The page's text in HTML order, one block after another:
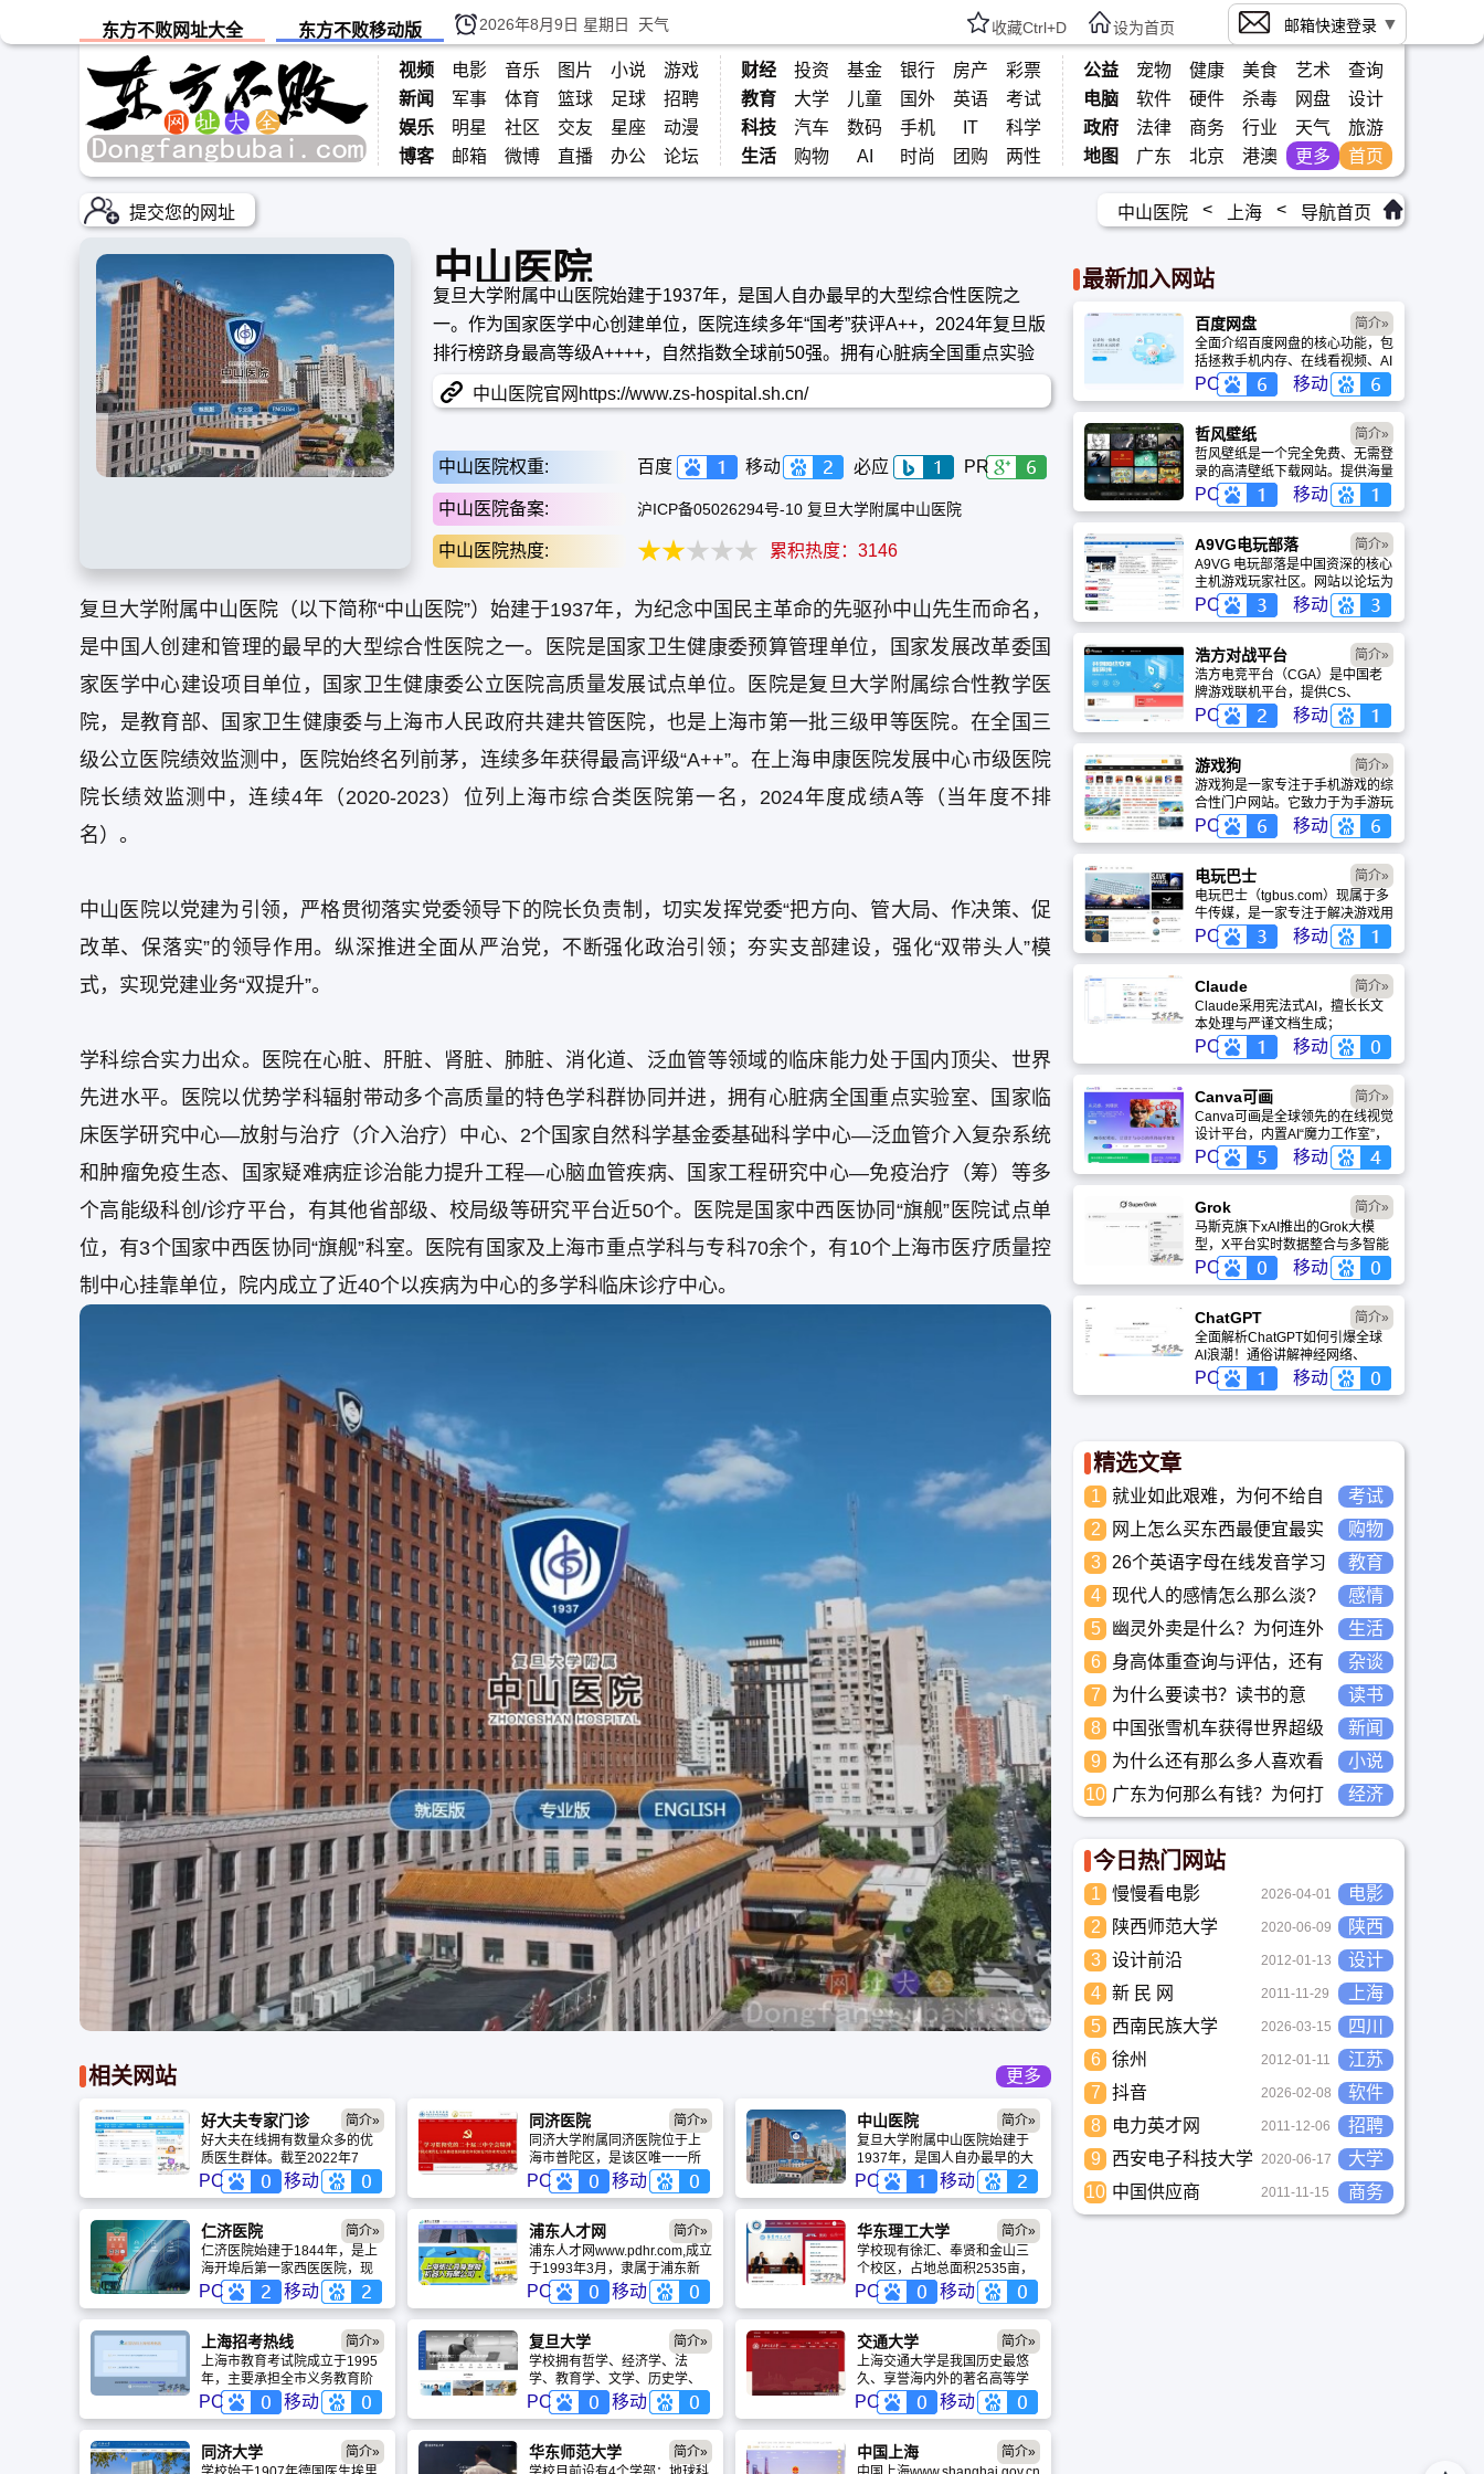
东方不败网址大全 东方不败移动版 2026年8月9日 星期日 天气 收藏Ctrl+D 设为首页 邮箱快速登录
视频 电影 音乐 图片 小说
游戏
新闻
军事 体育 篮球 足球
招聘
娱乐
明星 社区 交友 星座
动漫
博客
邮箱 微博 直播 办公 论坛
财经 投资 基金 银行 房产
彩票
教育
大学 儿童 国外 英语
考试
科技
汽车 数码 手机 IT
科学
生活
购物 AI 时尚 团购 两性
公益 宠物 健康 美食 艺术
查询
电脑
软件 硬件 杀毒 网盘
设计
政府
法律 商务 行业 天气
旅游
地图
广东 北京 港澳 更多 首页
提交您的网址 中山医院 < 上海 < 导航首页
中山医院
复旦大学附属中山医院始建于1937年，是国人自办最早的大型综合性医院之
一。作为国家医学中心创建单位，医院连续多年“国考”获评A++，2024年复旦版
排行榜跻身最高等级A++++，自然指数全球前50强。拥有心脏病全国重点实验
室等顶尖平台，心脏、肝脏、泛血管等学科领先世界，是疑难重症诊治的国家队
与标杆。
中山医院官网https://www.zs-hospital.sh.cn/
中山医院权重: 百度 移动 必应 PR
中山医院备案: 沪ICP备05026294号-10 复旦大学附属中山医院
中山医院热度: 累积热度： 3146
复旦大学附属中山医院（以下简称“中山医院”）始建于1937年，为纪念中国民主革命的先驱孙中山先生而命名，
是中国人创建和管理的最早的大型综合性医院之一。医院是国家卫生健康委预算管理单位，国家发展改革委国
家医学中心建设项目单位，国家卫生健康委公立医院高质量发展试点单位。医院是复旦大学附属综合性教学医
院，是教育部、国家卫生健康委与上海市人民政府共建共管医院，也是上海市第一批三级甲等医院。在全国三
级公立医院绩效监测中，医院始终名列前茅，连续多年获得最高评级“A++”。在上海申康医院发展中心市级医院
院长绩效监测中，连续4年（2020-2023）位列上海市综合类医院第一名，2024年度成绩A等（当年度不排
名）。
中山医院以党建为引领，严格贯彻落实党委领导下的院长负责制，切实发挥党委“把方向、管大局、作决策、促
改革、保落实”的领导作用。纵深推进全面从严治党，不断强化政治引领；夯实支部建设，强化“双带头人”模
式，实现党建业务“双提升”。
学科综合实力出众。医院在心脏、肝脏、肾脏、肺脏、消化道、泛血管等领域的临床能力处于国内顶尖、世界
先进水平。医院以优势学科辐射带动多个高质量的特色学科群协同并进，拥有心脏病全国重点实验室、国家临
床医学研究中心—放射与治疗（介入治疗）中心、2个国家自然科学基金委基础科学中心—泛血管介入复杂系统
和肿瘤免疫生态、国家疑难病症诊治能力提升工程—心脑血管疾病、国家工程研究中心—免疫治疗（筹）等多
个高能级科创/诊疗平台，有其他省部级、校局级等研究平台近50个。医院是国家中西医协同“旗舰”医院试点单
位，有3个国家中西医协同“旗舰”科室。医院有国家及上海市重点学科与专科70余个，有10个上海市医疗质量控
制中心挂靠单位，院内成立了近40个以疾病为中心的多学科临床诊疗中心。
相关网站 更多
好大夫专家门诊
好大夫在线拥有数量众多的优
质医生群体。截至2022年7
月，好大夫在线收录了国内
10000余家正规医院的89万名
医生信息。其中，25万名医生
在平台上实名注册，直接向患
者提供线上医疗服务。在这些
活跃医生中，三甲医院的医生
比例占到73%，具有很高的医
疗服务权威性。
PC 移动
简介» 同济医院
同济大学附属同济医院位于上
海市普陀区，是该区唯一一所
集医疗、教学、科研、预防为
一体的三级甲等综合性医院，
是国家临床药理试验机构、上
海市医疗保险定点医疗单位、
上海市卫生系统文明单位和上
海市文明单位。医院设施完
备、设备先进、病人为中心，
坚持提高医疗质量与培育医疗
特色相结合，注重人才培养和
科学研究，正向着建设综合
性、研究型、国际知名高水平
大学附属医院的目标迈进。
PC 移动
简介» 中山医院
复旦大学附属中山医院始建于
1937年，是国人自办最早的大
型综合性医院之一。作为国家
医学中心创建单位，医院连续
多年“国考”获评A++，2024年复
旦版排行榜跻身最高等级
A++++，自然指数全球前50
强。拥有心脏病全国重点实验
室等顶尖平台，心脏、肝脏、
泛血管等学科领先世界，是疑
难重症诊治的国家队与标杆。
PC 移动
简介»
仁济医院
仁济医院始建于1844年，是上
海开埠后第一家西医医院，现
为集医疗、教学、科研于一体
的综合性三甲医院。拥有“四院
区+肿瘤所”布局，床位2750
张，13个国家临床重点专科。
依托肿瘤系统医学全国重点实
验室，科研实力强劲，“十四五”
获国家级项目835项。作为国家
临床教学培训示范中心，医院
辐射长三角，连续18年绩效考
核A等，致力于建设亚洲一流医
学中心。
PC 移动
简介» 浦东人才网
浦东人才网www.pdhr.com,成立
于1993年3月，隶属于浦东新
区人力资源和社会保障局，浦
东人才网是从事人才中介的专
业性服务机构，中心围绕专
业、努力”的核心价值观，以服
务、协作、发展为企业精神，
致力于为客户提供一揽子人力
资源综合树立三维服务观，并
设立了客服后援部，通过沙
龙、讲座等活动为客户提供全
方位的服务。
PC 移动
简介» 华东理工大学
学校现有徐汇、奉贤和金山三
个校区，占地总面积2535亩，
各类建筑总面积96万平方米，
图书馆总藏书量343万册。建有
分析测试中心、珠宝检测中心
等国家级计量认证单位。以乒
乓球为代表的“体教结合”工作，
建立了“一条龙”培养大学生运动
员的创新机制
PC 移动
简介»
上海招考热线
上海市教育考试院成立于1995
年，主要承担全市义务教育阶
段以后的各级各类教育考试招
生工作。其主要职责是：贯彻
执行党和国家关于教育考试和
招生工作的各项方针、政策和
法规；开展教育考试的科研和
PC 移动
简介» 复旦大学
学校拥有哲学、经济学、法
学、教育学、文学、历史学、
理学、工学、医学、管理学、
艺术学等11个学科门类；2017
年，学校入选“双一流”建设高校
名单，确立了27个“双一流”建设
学科，是一所世界知名、国内
PC 移动
简介» 交通大学
上海交通大学是我国历史最悠
久、享誉海内外的著名高等学
府之一，是教育部直属并与上
海市共建的全国重点大学。经
过120多年的不懈努力，上海交
通大学已经成为一所“综合性、
研究型、国际化”的国内一流、
PC 移动
简介»
同济大学 简介» 华东师范大学 简介» 中国上海 简介»
最新加入网站
百度网盘
全面介绍百度网盘的核心功能，包
括拯救手机内存、在线看视频、AI
智能做笔记与总结长文。详细解答
数据安全性及服务器备份机制，带
你了解GenFlow AI智能体如何帮
你高效办公与学习。
PC 移动
简介»
哲风壁纸
哲风壁纸是一个完全免费、无需登
录的高清壁纸下载网站。提供海量
4K、8K超清电脑与手机壁纸，涵
盖动漫、风景、赛博朋克等多元风
格。支持动态壁纸与头像制作，国
内访问极速，是美化桌面的首选平
台。
PC 移动
简介»
A9VG电玩部落
A9VG 电玩部落是中国资深的核心
主机游戏玩家社区。网站以论坛为
核心，提供全面的主机游戏资讯、
攻略和资料库，覆盖
PlayStation、Xbox、Switch 等全
平台。凭借其深厚的历史积淀和活
跃的用户群体，A9VG 成为硬核玩
家交流心得、分享攻略的首选平台
之一。
PC 移动
简介»
浩方对战平台
浩方电竞平台（CGA）是中国老
牌游戏联机平台，提供CS、
War3、星际争霸等经典游戏的稳
定联机服务。重温DOTA1的激情
岁月，找回当年的战友。同时提供
最新CGA电竞赛事资讯及热门页
游入口，致敬中国电竞的黄金时
代。
PC 移动
简介»
游戏狗
游戏狗是一家专注于手机游戏的综
合性门户网站。它致力于为手游玩
家提供最新、最全的游戏资讯、攻
略、评测及视频等内容，是国内较
早一批专注于移动游戏领域的垂直
媒体。
PC 移动
简介»
电玩巴士
电玩巴士（tgbus.com）现属于多
牛传媒，是一家专注于解决游戏用
户需求的综合性游戏门户网站，电
玩巴士是一个全面的综合性游戏门
户，专注于为全球玩家提供主机、
PC及移动端游戏的全方位资讯。
PC 移动
简介»
Claude
Claude采用宪法式AI，擅长长文
本处理与严谨文档生成；
ChatGPT基于RLHF，在复杂推
理、代码与快速迭代上占优。两者
定位不同，各有千秋。
PC 移动
简介»
Canva可画
Canva可画是全球领先的在线视觉
设计平台，内置AI“魔力工作室”，
提供海量正版模板与素材。无论是
自媒体封面、企业海报还是PPT，
零基础用户也能轻松实现专业级创
作，让设计触手可及。
PC 移动
简介»
Grok
马斯克旗下xAI推出的Grok大模
型，X平台实时数据整合与多智能
体协作的核心优势。针对其中文能
力、隐私安全及幻觉问题等高频疑
问进行客观解答，提供AI选型参
考。
PC 移动
简介»
ChatGPT‌
全面解析ChatGPT如何引爆全球
AI浪潮！通俗讲解神经网络、
Transformer与RLHF核心技术，
带您轻松看懂大语言模型如何重塑
PC 移动
简介»
精选文章
1
就业如此艰难，为何不给自
己学习考试充电，学一技之
长，胜过万贯家财
考试
2
网上怎么买东西最便宜最实
惠?
购物
3
26个英语字母在线发音学习
_儿童英语启蒙大全
教育
4
现代人的感情怎么那么淡?
未来又应该如何面对这人情
淡如水的局面呢
感情
5
幽灵外卖是什么？为何连外
卖骑手都看不下去要举报？
生活
6
身高体重查询与评估，还有
儿童身高体重标准平均值表
与全国各省身高体重平均值
表
杂谈
7
为什么要读书？读书的意
义？怎么教育孩子读书？
读书
8
中国张雪机车获得世界超级
摩托车锦标赛冠军
新闻
9
为什么还有那么多人喜欢看
小说？小说到底有什么魅力
长盛不衰？
小说
10 广东为何那么有钱？为何打
工都到广东去，广东连续37
经济
今日热门网站
1 慢慢看电影 2026-04-01
电影
2
陕西师范大学 2020-06-09
陕西
3
设计前沿 2012-01-13
设计
4
新 民 网 2011-11-29
上海
5
西南民族大学 2026-03-15
四川
6
徐州 2012-01-11
江苏
7
抖音 2026-02-08
软件
8
电力英才网 2011-12-06
招聘
9
西安电子科技大学 2020-06-17
大学
10 中国供应商 2011-11-15 商务